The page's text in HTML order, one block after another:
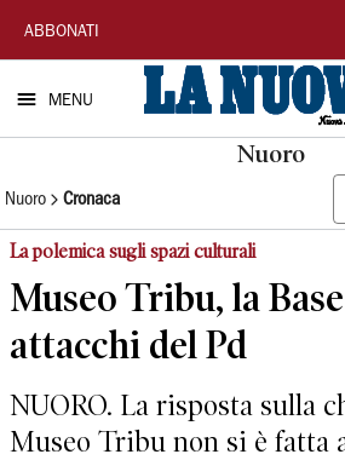
La
Nuova
Sardegna
ABBONATI
MENU
Nuoro
Nuoro Cronaca
La polemica sugli spazi culturali
Museo Tribu, la
attacchi del Pd
NUORO. La risposta sulla
Museo Tribu non si è fatta